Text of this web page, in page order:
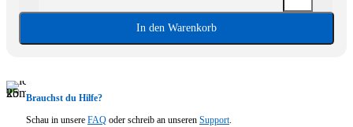
In den Warenkorb
Brauchst du Hilfe?
Schau in unsere FAQ oder schreib an unseren Support.